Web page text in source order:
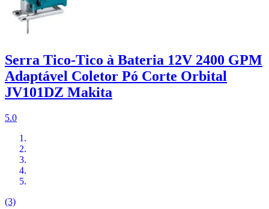
Serra Tico-Tico à Bateria 12V 2400 GPM
Adaptável Coletor Pó Corte Orbital
JV101DZ Makita
5.0
(3)